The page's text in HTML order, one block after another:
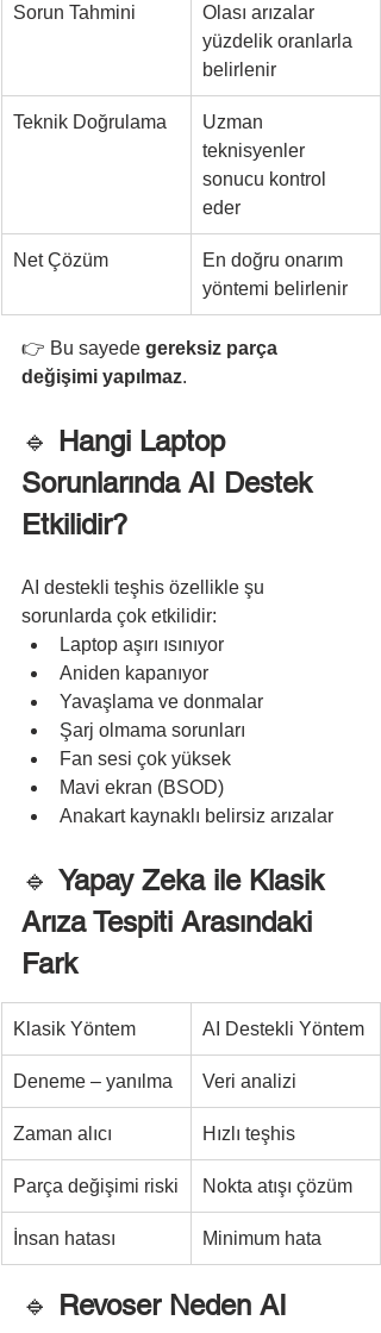
Sorun Tahmini
Olası arızalar
yüzdelik oranlarla
belirlenir
Teknik Doğrulama
Uzman
teknisyenler
sonucu kontrol
eder
Net Çözüm
En doğru onarım
yöntemi belirlenir
👉 Bu sayede gereksiz parça
değişimi yapılmaz.
🔹 Hangi Laptop
Sorunlarında AI Destek
Etkilidir?
AI destekli teşhis özellikle şu
sorunlarda çok etkilidir:
Laptop aşırı ısınıyor
Aniden kapanıyor
Yavaşlama ve donmalar
Şarj olmama sorunları
Fan sesi çok yüksek
Mavi ekran (BSOD)
Anakart kaynaklı belirsiz arızalar
🔹 Yapay Zeka ile Klasik
Arıza Tespiti Arasındaki
Fark
Klasik Yöntem AI Destekli Yöntem
Deneme – yanılma Veri analizi
Zaman alıcı Hızlı teşhis
Parça değişimi riski Nokta atışı çözüm
İnsan hatası Minimum hata
🔹 Revoser Neden AI